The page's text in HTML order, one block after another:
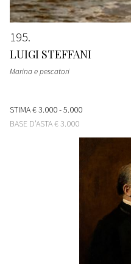
195
LUIGI STEFFANI
Marina e pescatori
STIMA€ 3.000 - 5.000
BASE D'ASTA€ 3.000